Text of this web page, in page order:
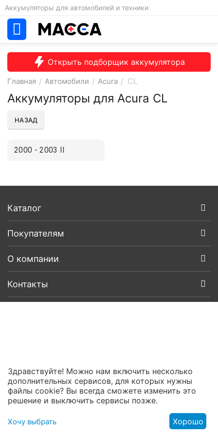
Аккумуляторы для автомобилей и техники
Открыть подборщик аккумулятора
Главная / Автомобили / Acura / CL
Аккумуляторы для Acura CL
НАЗАД
2000 - 2003 II
Каталог
Покупателям
О компании
Контакты
Здравствуйте! Можно нам включить несколько
дополнительных сервисов, для которых нужны
файлы cookie? Вы всегда сможете изменить это
решение и выключить сервисы позже.
Хочу выбрать Хорошо